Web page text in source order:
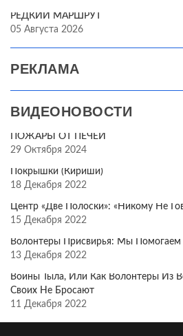
РЕДКИЙ МАРШРУТ
05 Августа 2026
РЕКЛАМА
ВИДЕОНОВОСТИ
ПОЖАРЫ ОТ ПЕЧЕЙ
29 Октября 2024
Покрышки (Кириши)
18 Декабря 2022
Центр «Две Полоски»: «Никому Не
15 Декабря 2022
Волонтёры Присвирья: Мы
13 Декабря 2022
Воины Тыла, Или Как Волонтёры Из
Своих Не Бросают
11 Декабря 2022